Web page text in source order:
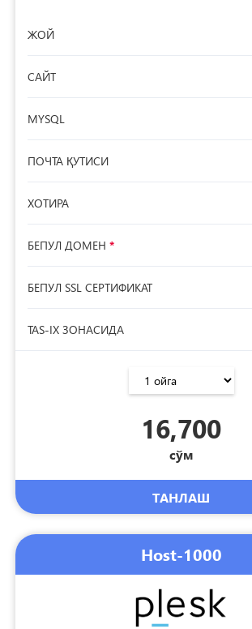
ЖОЙ
САЙТ
MYSQL
ПОЧТА ҚУТИСИ
ХОТИРА
БЕПУЛ ДОМЕН*
БЕПУЛ SSL СЕРТИФИКАТ
TAS-IX ЗОНАСИДА
16,700
сўм
ТАНЛАШ
Host-1000